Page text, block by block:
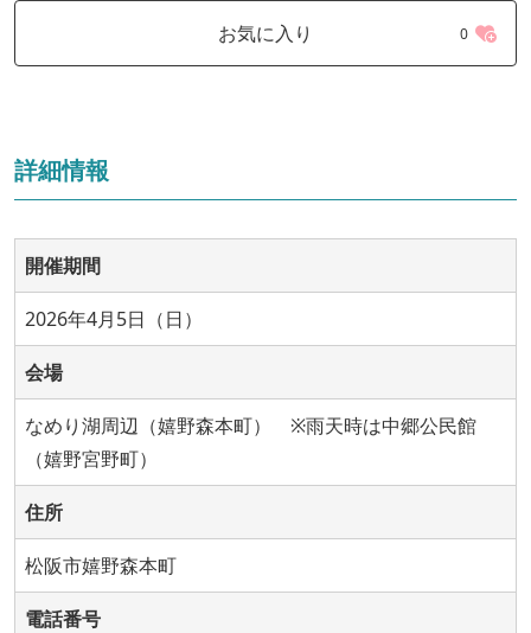
お気に入り 0
詳細情報
開催期間
2026年4月5日（日）
会場
なめり湖周辺（嬉野森本町） ※雨天時は中郷公民館
（嬉野宮野町）
住所
松阪市嬉野森本町
電話番号